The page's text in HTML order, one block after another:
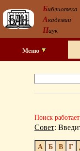
Библиотека
Академии
Наук
Меню
Поиск
Совет:
А Б В Г